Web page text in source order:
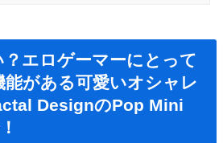
エロゲーマーにとって
がある可愛いオシャレ
DesignのPop Mini